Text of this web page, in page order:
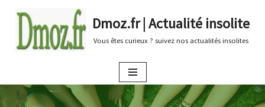
au
Dmoz.fr | Actualité insolite
Vous êtes curieux ? suivez nos actualités insolites